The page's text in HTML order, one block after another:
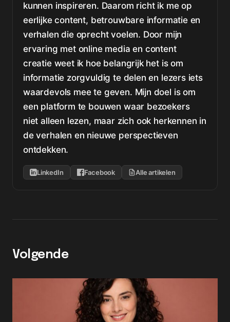
kunnen inspireren. Daarom richt ik me op
eerlijke content, betrouwbare informatie en
verhalen die oprecht voelen. Door mijn
ervaring met online media en content
creatie weet ik hoe belangrijk het is om
informatie zorgvuldig te delen en lezers iets
waardevols mee te geven. Mijn doel is om
een platform te bouwen waar bezoekers
niet alleen lezen, maar zich ook herkennen in
de verhalen en nieuwe perspectieven
ontdekken.
LinkedIn Facebook Alle artikelen
Volgende